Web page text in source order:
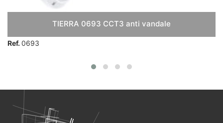
TIERRA 0693 CCT3 anti vandale
Ref. 0693